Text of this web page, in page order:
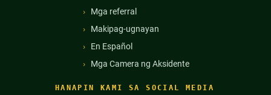
Mga referral
Makipag-ugnayan
En Español
Mga Camera ng Aksidente
HANAPIN KAMI SA SOCIAL MEDIA